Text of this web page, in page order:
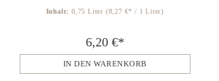
Inhalt:0,75 Liter(8,27 €* / 1 Liter)
6,20 €*
IN DEN WARENKORB